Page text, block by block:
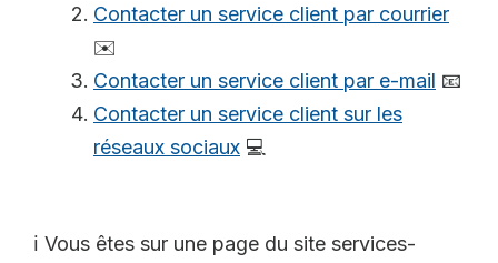
Contacter un service client par courrier
✉️
Contacter un service client par e-mail 📧
Contacter un service client sur les
réseaux sociaux 💻
ℹ️ Vous êtes sur une page du site services-